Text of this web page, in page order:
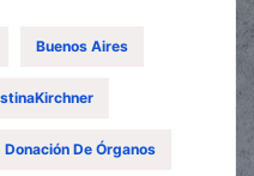
Buenos Aires
Donación De Órganos